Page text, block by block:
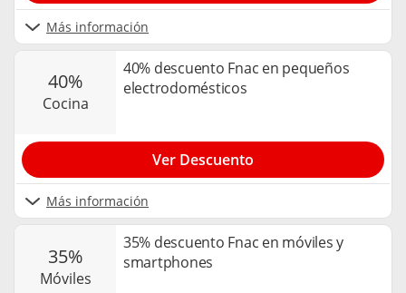
Más información
40%
cocina
40% descuento Fnac en pequeños
electrodomésticos
Más información
Ver Descuento
35%
móviles
35% descuento Fnac en móviles y
smartphones